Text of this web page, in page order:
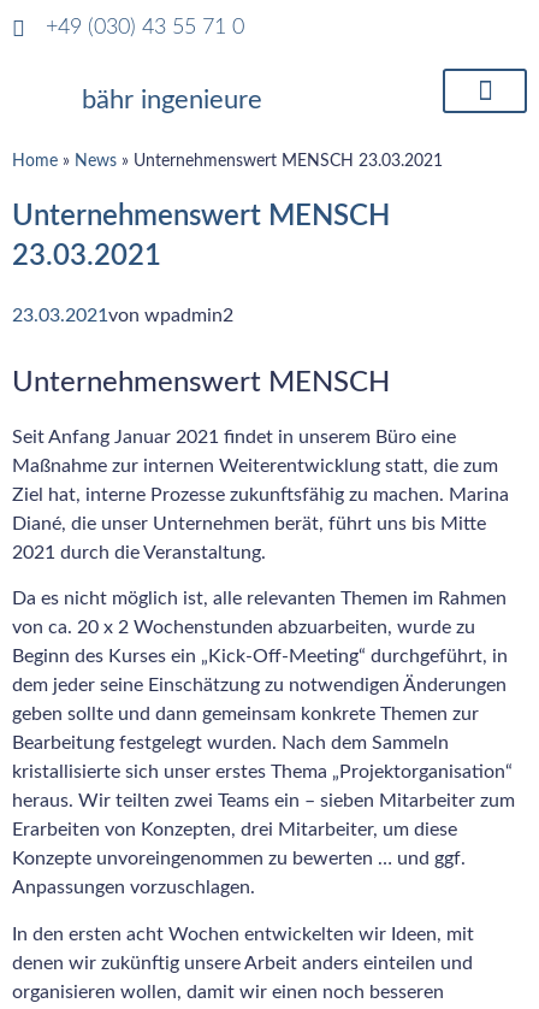
+49 (030) 43 55 71 0
bähr ingenieure
Home » News » Unternehmenswert MENSCH 23.03.2021
Unternehmenswert MENSCH
23.03.2021
23.03.2021 von wpadmin2
Unternehmenswert MENSCH
Seit Anfang Januar 2021 findet in unserem Büro eine
Maßnahme zur internen Weiterentwicklung statt, die zum
Ziel hat, interne Prozesse zukunftsfähig zu machen. Marina
Diané, die unser Unternehmen berät, führt uns bis Mitte
2021 durch die Veranstaltung.
Da es nicht möglich ist, alle relevanten Themen im Rahmen
von ca. 20 x 2 Wochenstunden abzuarbeiten, wurde zu
Beginn des Kurses ein „Kick-Off-Meeting“ durchgeführt, in
dem jeder seine Einschätzung zu notwendigen Änderungen
geben sollte und dann gemeinsam konkrete Themen zur
Bearbeitung festgelegt wurden. Nach dem Sammeln
kristallisierte sich unser erstes Thema „Projektorganisation“
heraus. Wir teilten zwei Teams ein – sieben Mitarbeiter zum
Erarbeiten von Konzepten, drei Mitarbeiter, um diese
Konzepte unvoreingenommen zu bewerten … und ggf.
Anpassungen vorzuschlagen.
In den ersten acht Wochen entwickelten wir Ideen, mit
denen wir zukünftig unsere Arbeit anders einteilen und
organisieren wollen, damit wir einen noch besseren